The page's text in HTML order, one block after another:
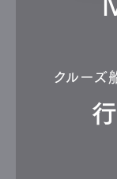
クルーズ